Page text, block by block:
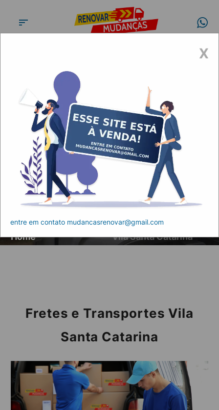
Fretes e Transportes Vila
Santa Catarina
Home
Artigos
Fretes e Transportes
Vila Santa Catarina
Fretes e Transportes Vila
Santa Catarina
X
entre em contato mudancasrenovar@gmail.com